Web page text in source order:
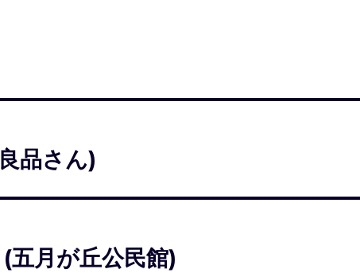
品さん)
五月が丘公民館)